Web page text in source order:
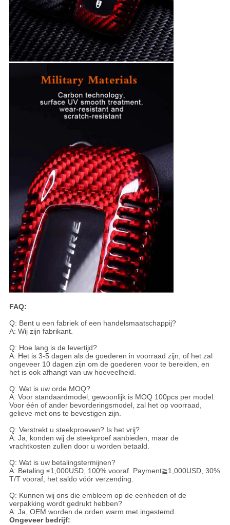
FAQ:
Q: Bent u een fabriek of een handelsmaatschappij?
A: Wij zijn fabrikant.
Q: Hoe lang is de levertijd?
A: Het is 3-5 dagen als de goederen in voorraad zijn, of het zal
ongeveer 10 dagen zijn om de goederen voor te bereiden, en
het is ook afhangt van uw hoeveelheid.
Q: Wat is uw orde MOQ?
A: Voor standaardmodel, gewoonlijk is MOQ 100pcs per model.
Voor één of ander bevorderingsmodel, zal het op voorraad,
gelieve met ons te bevestigen zijn.
Q: Verstrekt u steekproeven? Is het vrij?
A: Ja, konden wij de steekproef aanbieden, maar de
vrachtkosten zullen door u worden betaald.
Q: Wat is uw betalingstermijnen?
A: Betaling ≤1,000USD, 100% vooraf. Payment≧1,000USD, 30%
T/T vooraf, het saldo vóór verzending.
Q: Kunnen wij ons die embleem op de eenheden of de
verpakking wordt gedrukt hebben?
A: Ja, OEM worden de orden warm met ingestemd.
Ongeveer bedrijf: